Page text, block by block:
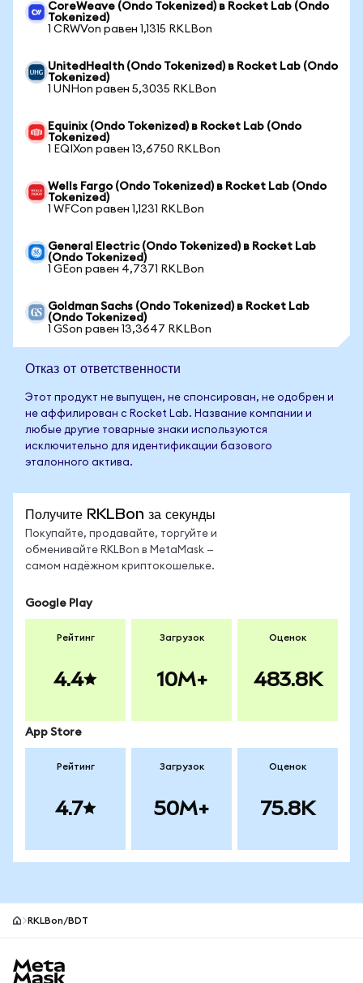
CoreWeave (Ondo Tokenized) в Rocket Lab (Ondo
Tokenized)
1 CRWVon равен 1,1315 RKLBon
UnitedHealth (Ondo Tokenized) в Rocket Lab (Ondo
Tokenized)
1 UNHon равен 5,3035 RKLBon
Equinix (Ondo Tokenized) в Rocket Lab (Ondo
Tokenized)
1 EQIXon равен 13,6750 RKLBon
Wells Fargo (Ondo Tokenized) в Rocket Lab (Ondo
Tokenized)
1 WFCon равен 1,1231 RKLBon
General Electric (Ondo Tokenized) в Rocket Lab
(Ondo Tokenized)
1 GEon равен 4,7371 RKLBon
Goldman Sachs (Ondo Tokenized) в Rocket Lab
(Ondo Tokenized)
1 GSon равен 13,3647 RKLBon
Отказ от ответственности
Этот продукт не выпущен, не спонсирован, не одобрен и
не аффилирован с Rocket Lab. Название компании и
любые другие товарные знаки используются
исключительно для идентификации базового
эталонного актива.
Получите RKLBon за секунды
Покупайте, продавайте, торгуйте и
обменивайте RKLBon в MetaMask —
самом надёжном криптокошельке.
Google Play
Рейтинг
4.4
Загрузок
10M+
Оценок
483.8K
App Store
Рейтинг
4.7
Загрузок
50M+
Оценок
75.8K
RKLBon/BDT